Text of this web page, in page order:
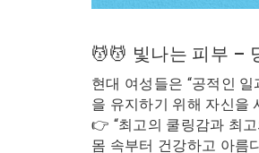
💆💆 빛나는 피부 –
현대 여성들은 “공적인
을 유지하기 위해 자신을
👉 “최고의 쿨링감과 최
몸 속부터 건강하고 아름